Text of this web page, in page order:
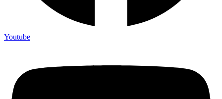
Youtube